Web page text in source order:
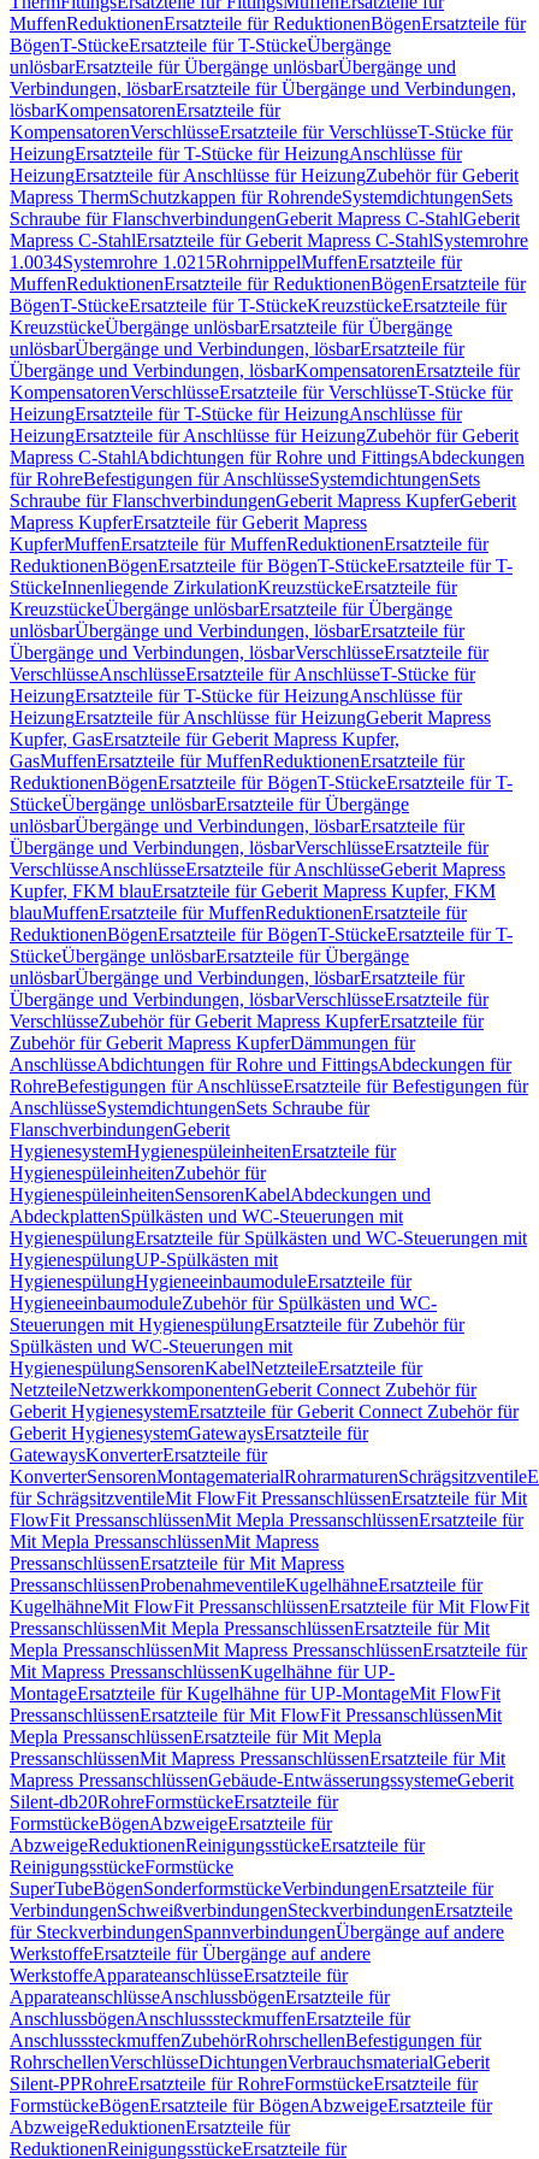
MuffenReduktionenErsatzteile für ReduktionenBögenErsatzteile für
BögenT-StückeErsatzteile für T-StückeÜbergänge
unlösbarErsatzteile für Übergänge unlösbarÜbergänge und
Verbindungen, lösbarErsatzteile für Übergänge und Verbindungen,
lösbarKompensatorenErsatzteile für
KompensatorenVerschlüsseErsatzteile für VerschlüsseT-Stücke für
HeizungErsatzteile für T-Stücke für HeizungAnschlüsse für
HeizungErsatzteile für Anschlüsse für HeizungZubehör für Geberit
Mapress ThermSchutzkappen für RohrendeSystemdichtungenSets
Schraube für FlanschverbindungenGeberit Mapress C-StahlGeberit
Mapress C-StahlErsatzteile für Geberit Mapress C-StahlSystemrohre
1.0034Systemrohre 1.0215RohrnippelMuffenErsatzteile für
MuffenReduktionenErsatzteile für ReduktionenBögenErsatzteile für
BögenT-StückeErsatzteile für T-StückeKreuzstückeErsatzteile für
KreuzstückeÜbergänge unlösbarErsatzteile für Übergänge
unlösbarÜbergänge und Verbindungen, lösbarErsatzteile für
Übergänge und Verbindungen, lösbarKompensatorenErsatzteile für
KompensatorenVerschlüsseErsatzteile für VerschlüsseT-Stücke für
HeizungErsatzteile für T-Stücke für HeizungAnschlüsse für
HeizungErsatzteile für Anschlüsse für HeizungZubehör für Geberit
Mapress C-StahlAbdichtungen für Rohre und FittingsAbdeckungen
für RohreBefestigungen für AnschlüsseSystemdichtungenSets
Schraube für FlanschverbindungenGeberit Mapress KupferGeberit
Mapress KupferErsatzteile für Geberit Mapress
KupferMuffenErsatzteile für MuffenReduktionenErsatzteile für
ReduktionenBögenErsatzteile für BögenT-StückeErsatzteile für T-
StückeInnenliegende ZirkulationKreuzstückeErsatzteile für
KreuzstückeÜbergänge unlösbarErsatzteile für Übergänge
unlösbarÜbergänge und Verbindungen, lösbarErsatzteile für
Übergänge und Verbindungen, lösbarVerschlüsseErsatzteile für
VerschlüsseAnschlüsseErsatzteile für AnschlüsseT-Stücke für
HeizungErsatzteile für T-Stücke für HeizungAnschlüsse für
HeizungErsatzteile für Anschlüsse für HeizungGeberit Mapress
Kupfer, GasErsatzteile für Geberit Mapress Kupfer,
GasMuffenErsatzteile für MuffenReduktionenErsatzteile für
ReduktionenBögenErsatzteile für BögenT-StückeErsatzteile für T-
StückeÜbergänge unlösbarErsatzteile für Übergänge
unlösbarÜbergänge und Verbindungen, lösbarErsatzteile für
Übergänge und Verbindungen, lösbarVerschlüsseErsatzteile für
VerschlüsseAnschlüsseErsatzteile für AnschlüsseGeberit Mapress
Kupfer, FKM blauErsatzteile für Geberit Mapress Kupfer, FKM
blauMuffenErsatzteile für MuffenReduktionenErsatzteile für
ReduktionenBögenErsatzteile für BögenT-StückeErsatzteile für T-
StückeÜbergänge unlösbarErsatzteile für Übergänge
unlösbarÜbergänge und Verbindungen, lösbarErsatzteile für
Übergänge und Verbindungen, lösbarVerschlüsseErsatzteile für
VerschlüsseZubehör für Geberit Mapress KupferErsatzteile für
Zubehör für Geberit Mapress KupferDämmungen für
AnschlüsseAbdichtungen für Rohre und FittingsAbdeckungen für
RohreBefestigungen für AnschlüsseErsatzteile für Befestigungen für
AnschlüsseSystemdichtungenSets Schraube für
FlanschverbindungenGeberit
HygienesystemHygienespüleinheitenErsatzteile für
HygienespüleinheitenZubehör für
HygienespüleinheitenSensorenKabelAbdeckungen und
AbdeckplattenSpülkästen und WC-Steuerungen mit
HygienespülungErsatzteile für Spülkästen und WC-Steuerungen mit
HygienespülungUP-Spülkästen mit
HygienespülungHygieneeinbaumoduleErsatzteile für
HygieneeinbaumoduleZubehör für Spülkästen und WC-
Steuerungen mit HygienespülungErsatzteile für Zubehör für
Spülkästen und WC-Steuerungen mit
HygienespülungSensorenKabelNetzteileErsatzteile für
NetzteileNetzwerkkomponentenGeberit Connect Zubehör für
Geberit HygienesystemErsatzteile für Geberit Connect Zubehör für
Geberit HygienesystemGatewaysErsatzteile für
GatewaysKonverterErsatzteile für
KonverterSensorenMontagematerialRohrarmaturenSchrägsitzventile
für SchrägsitzventileMit FlowFit PressanschlüssenErsatzteile für Mit
FlowFit PressanschlüssenMit Mepla PressanschlüssenErsatzteile für
Mit Mepla PressanschlüssenMit Mapress
PressanschlüssenErsatzteile für Mit Mapress
PressanschlüssenProbenahmeventileKugelhähneErsatzteile für
KugelhähneMit FlowFit PressanschlüssenErsatzteile für Mit FlowFit
PressanschlüssenMit Mepla PressanschlüssenErsatzteile für Mit
Mepla PressanschlüssenMit Mapress PressanschlüssenErsatzteile für
Mit Mapress PressanschlüssenKugelhähne für UP-
MontageErsatzteile für Kugelhähne für UP-MontageMit FlowFit
PressanschlüssenErsatzteile für Mit FlowFit PressanschlüssenMit
Mepla PressanschlüssenErsatzteile für Mit Mepla
PressanschlüssenMit Mapress PressanschlüssenErsatzteile für Mit
Mapress PressanschlüssenGebäude-EntwässerungssystemeGeberit
Silent-db20RohreFormstückeErsatzteile für
FormstückeBögenAbzweigeErsatzteile für
AbzweigeReduktionenReinigungsstückeErsatzteile für
ReinigungsstückeFormstücke
SuperTubeBögenSonderformstückeVerbindungenErsatzteile für
VerbindungenSchweißverbindungenSteckverbindungenErsatzteile
für SteckverbindungenSpannverbindungenÜbergänge auf andere
WerkstoffeErsatzteile für Übergänge auf andere
WerkstoffeApparateanschlüsseErsatzteile für
ApparateanschlüsseAnschlussbögenErsatzteile für
AnschlussbögenAnschlusssteckmuffenErsatzteile für
AnschlusssteckmuffenZubehörRohrschellenBefestigungen für
RohrschellenVerschlüsseDichtungenVerbrauchsmaterialGeberit
Silent-PPRohreErsatzteile für RohreFormstückeErsatzteile für
FormstückeBögenErsatzteile für BögenAbzweigeErsatzteile für
AbzweigeReduktionenErsatzteile für
ReduktionenReinigungsstückeErsatzteile für